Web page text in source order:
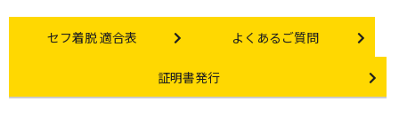
Other link
セフ着脱 適合表 Other link
よくあるご質問
Certificate Issuance
証明書発行